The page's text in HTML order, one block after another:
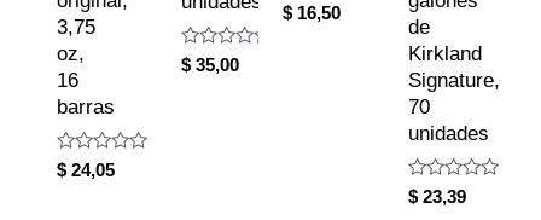
3,75
oz,
16
barras
Rated
0
$24,05
Rated
0
$ 35,00
Rated
0
$ 16,50
de
Kirkland
Signature,
70
unidades
Rated
0
$ 23,39